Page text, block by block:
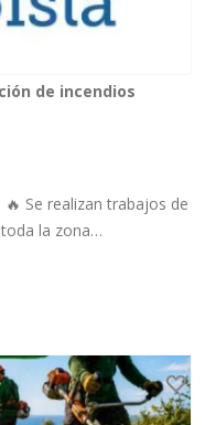
de incendios
🔥 Se realizan trabajos de
toda la zona…